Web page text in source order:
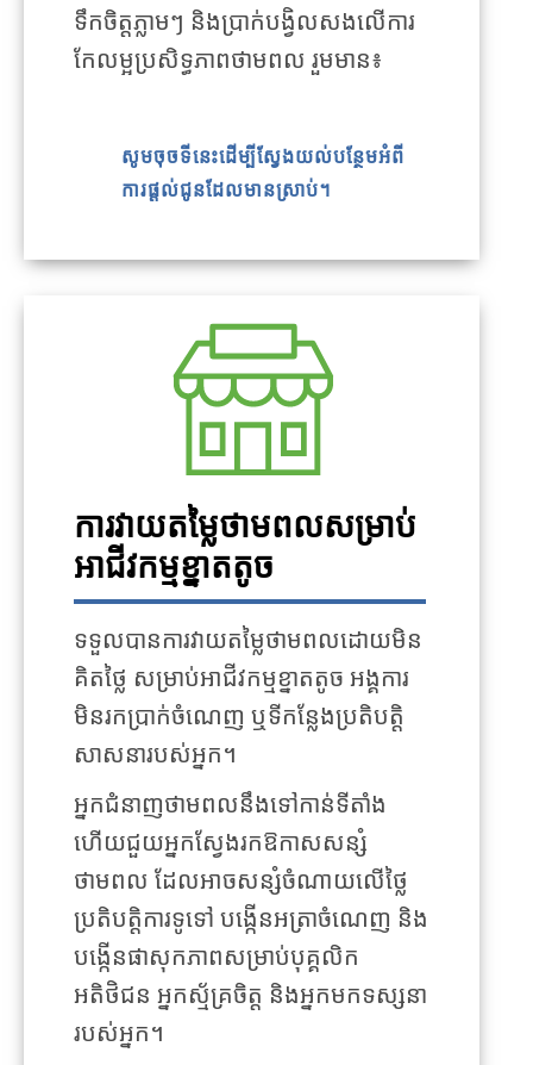
ទឹកចិត្តភ្លាមៗ និងប្រាក់បង្វិលសងលើការ
កែលម្អប្រសិទ្ធភាពថាមពល រួមមាន៖
សូមចុចទីនេះដើម្បីស្វែងយល់បន្ថែមអំពី
ការផ្តល់ជូនដែលមានស្រាប់។
ការវាយតម្លៃថាមពលសម្រាប់
អាជីវកម្មខ្នាតតូច
ទទួលបានការវាយតម្លៃថាមពលដោយមិន
គិតថ្លៃ សម្រាប់អាជីវកម្មខ្នាតតូច អង្គការ
មិនរកប្រាក់ចំណេញ ឬទីកន្លែងប្រតិបត្តិ
សាសនារបស់អ្នក។
អ្នកជំនាញថាមពលនឹងទៅកាន់ទីតាំង
ហើយជួយអ្នកស្វែងរកឱកាសសន្សំ
ថាមពល ដែលអាចសន្សំចំណាយលើថ្លៃ
ប្រតិបត្តិការទូទៅ បង្កើនអត្រាចំណេញ និង
បង្កើនផាសុកភាពសម្រាប់បុគ្គលិក
អតិថិជន អ្នកស្ម័គ្រចិត្ត និងអ្នកមកទស្សនា
របស់អ្នក។